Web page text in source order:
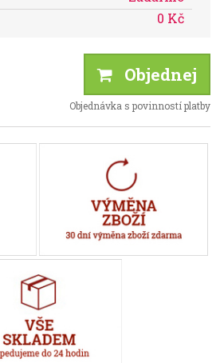
0 Kč
Objednej
Objednávka s povinností platby